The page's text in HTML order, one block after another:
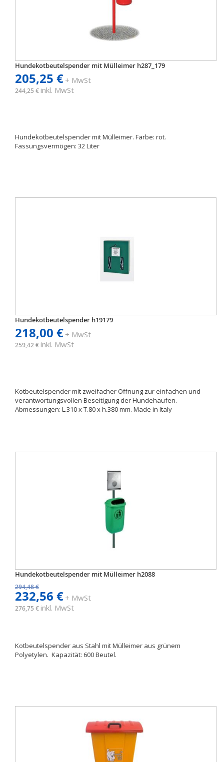
Hundekotbeutelspender mit Mülleimer h287_179
205,25 €+ MwSt
244,25 € inkl. MwSt
Hundekotbeutelspender mit Mülleimer. Farbe: rot.
Fassungsvermögen: 32 Liter
Hundekotbeutelspender h19179
218,00 €+ MwSt
259,42 € inkl. MwSt
Kotbeutelspender mit zweifacher Öffnung zur einfachen und
verantwortungsvollen Beseitigung der Hundehaufen.
Abmessungen: L.310 x T.80 x h.380 mm. Made in Italy
Hundekotbeutelspender mit Mülleimer h2088
294,48 €
232,56 €+ MwSt
276,75 € inkl. MwSt
Kotbeutelspender aus Stahl mit Mülleimer aus grünem
Polyetylen. Kapazität: 600 Beutel.